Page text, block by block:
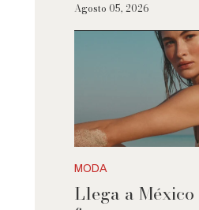
Agosto 05, 2026
MODA
Llega a